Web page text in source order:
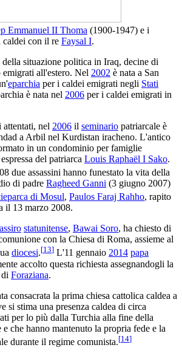
Emmanuel II Thoma (1900-1947) e i
con il re Faysal I.
situazione politica in Iraq, decine di
all'estero. Nel 2002 è nata a San
eparchia per i caldei emigrati negli Stati
è nata nel 2006 per i caldei emigrati in
attentati, nel 2006 il seminario patriarcale è
a Arbil nel Kurdistan iracheno. L'antico
in un condominio per famiglie
del patriarca Louis Raphaël I Sako.
due assassini hanno funestato la vita della
di padre Ragheed Ganni (3 giugno 2007)
di Mosul, Paulos Faraj Rahho, rapito
il 13 marzo 2008.
assiro statunitense, Bawai Soro, ha chiesto di
con la Chiesa di Roma, assieme al
diocesi.[13] L'11 gennaio 2014 papa
accolto questa richiesta assegnandogli la
di Foraziana.
consacrata la prima chiesa cattolica caldea a
si stima una presenza caldea di circa
per lo più dalla Turchia alla fine della
che hanno mantenuto la propria fede e la
durante il regime comunista.[14]